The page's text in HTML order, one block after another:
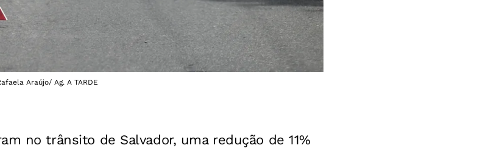
Araújo/ Ag. A TARDE
no trânsito de Salvador, uma redução de 11%